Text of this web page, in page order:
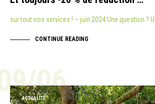
sur tout nos services ! – juin 2024 Une question ?
CONTINUE READING
06
ACTUALITÉ